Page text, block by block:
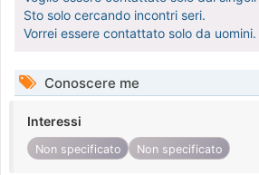
Sto solo cercando incontri seri.
Vorrei essere contattato solo da uomini.
Conoscere me
Interessi
Non specificato Non specificato